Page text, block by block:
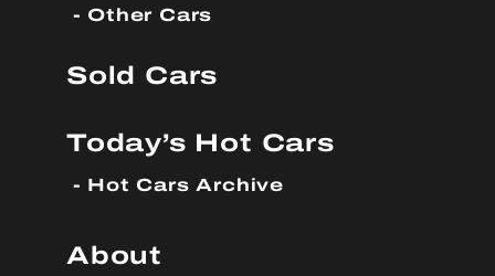
Other Cars
Sold Cars
Today’s Hot Cars
Hot Cars Archive
About